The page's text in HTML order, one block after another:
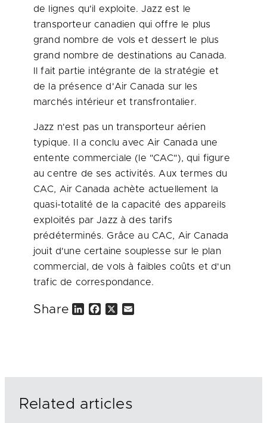
de lignes qu'il exploite. Jazz est le
transporteur canadien qui offre le plus
grand nombre de vols et dessert le plus
grand nombre de destinations auCanada.
Il fait partie intégrante de la stratégie et
de la présence d'AirCanada sur les
marchés intérieur et transfrontalier.
Jazz n'est pas un transporteur aérien
typique. Il a conclu avec Air Canada une
entente commerciale (le "CAC"), qui figure
au centre de ses activités. Aux termes du
CAC, AirCanada achète actuellement la
quasi-totalité de la capacité des appareils
exploités par Jazz à des tarifs
prédéterminés. Grâce au CAC, AirCanada
jouit d'une certaine souplesse sur le plan
commercial, de vols à faibles coûts et d'un
trafic de correspondance.
Share
Related articles